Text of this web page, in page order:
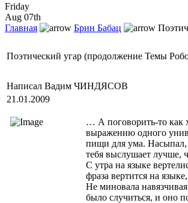
Friday
Aug 07th
Главная
Брин Бабац
Поэтический угар (продолжение Темы
Написал Вадим ЧИНДЯСОВ
21.01.2009
… А поговорить-то как
выражению одного
пищи для ума. Насыпал,
тебя выслушает лучше,
С утра на языке
фраза вертится на
Не миновала
было случиться, и оно